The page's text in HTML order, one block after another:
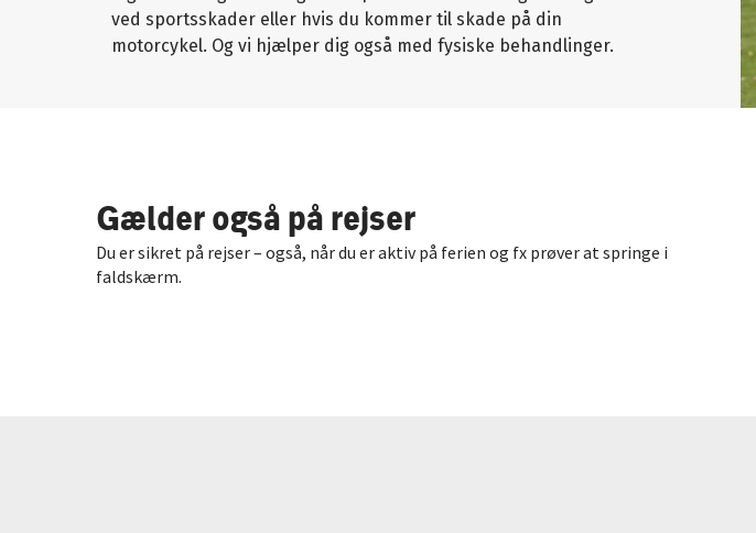
ved sportsskader eller hvis du kommer til skade på din
motorcykel. Og vi hjælper dig også med fysiske behandlinger.
Gælder også på rejser
Du er sikret på rejser – også, når du er aktiv på ferien og fx prøver at springe i
faldskærm.